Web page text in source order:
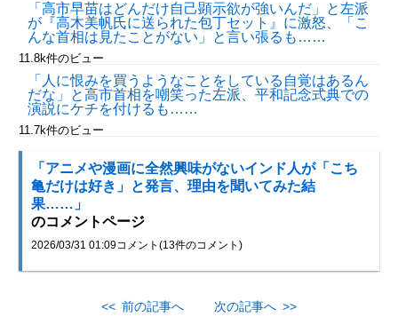
「高市早苗はどんだけ自己顕示欲が強いんだ」と左派
が『高木美帆氏に送られた包丁セット』に激怒、「こ
んな首相は見たことがない」と言い張るも……
11.8k件のビュー
「人に恨みを買うようなことをしている自覚はあるん
だな」と高市首相を嘲笑った左派、平和記念式典での
演説にケチを付けるも……
11.7k件のビュー
「アニメや漫画に全然興味がないインド人が「こち
亀だけは好き」と発言、理由を聞いてみた結
果……」
のコメントページ
2026/03/31 01:09コメント(13件のコメント)
<< 前の記事へ 次の記事へ >>